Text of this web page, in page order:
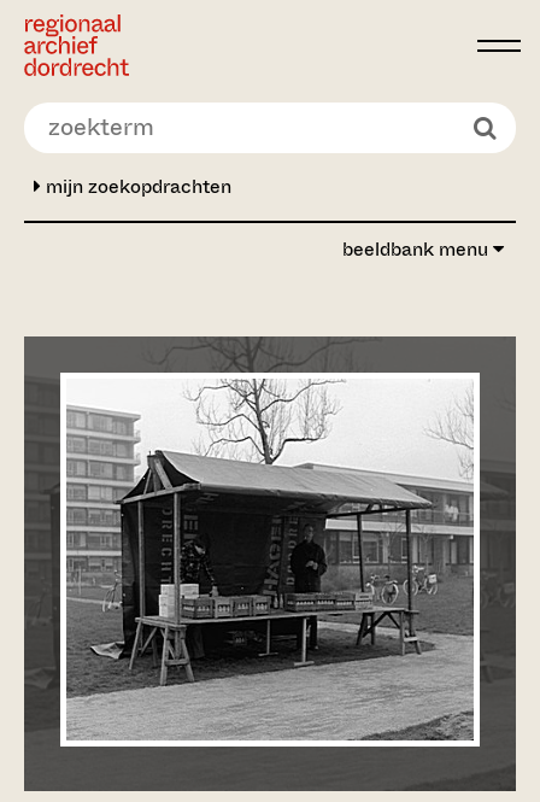
Ga direct naar de inhoud
mijn zoekopdrachten
beeldbank menu